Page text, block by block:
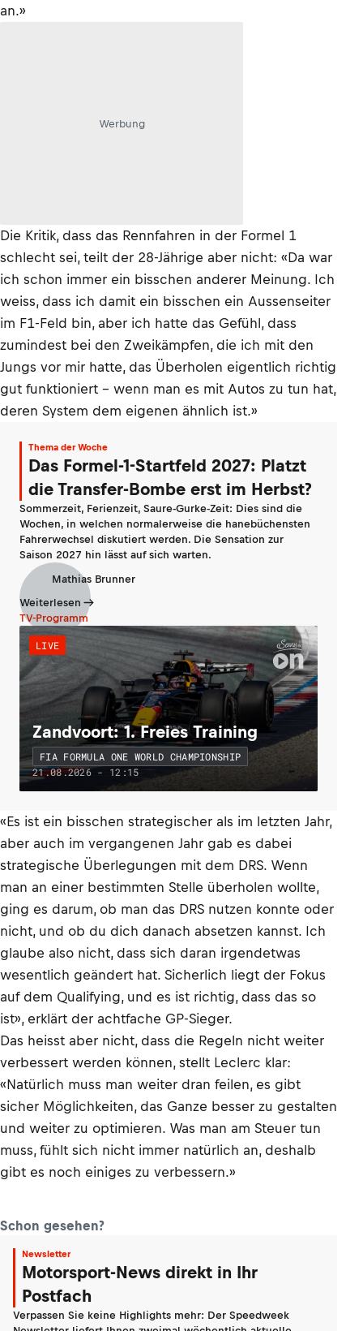
an.»
Werbung
Die Kritik, dass das Rennfahren in der Formel 1
schlecht sei, teilt der 28-Jährige aber nicht: «Da war
ich schon immer ein bisschen anderer Meinung. Ich
weiss, dass ich damit ein bisschen ein Aussenseiter
im F1-Feld bin, aber ich hatte das Gefühl, dass
zumindest bei den Zweikämpfen, die ich mit den
Jungs vor mir hatte, das Überholen eigentlich richtig
gut funktioniert – wenn man es mit Autos zu tun hat,
deren System dem eigenen ähnlich ist.»
Thema der Woche
Das Formel-1-Startfeld 2027: Platzt
die Transfer-Bombe erst im Herbst?
Sommerzeit, Ferienzeit, Saure-Gurke-Zeit: Dies sind die
Wochen, in welchen normalerweise die hanebüchensten
Fahrerwechsel diskutiert werden. Die Sensation zur
Saison 2027 hin lässt auf sich warten.
Mathias Brunner
Weiterlesen
TV-Programm
LIVE
Zandvoort: 1. Freies Training
FIA FORMULA ONE WORLD CHAMPIONSHIP
21.08.2026 - 12:15
«Es ist ein bisschen strategischer als im letzten Jahr,
aber auch im vergangenen Jahr gab es dabei
strategische Überlegungen mit dem DRS. Wenn
man an einer bestimmten Stelle überholen wollte,
ging es darum, ob man das DRS nutzen konnte oder
nicht, und ob du dich danach absetzen kannst. Ich
glaube also nicht, dass sich daran irgendetwas
wesentlich geändert hat. Sicherlich liegt der Fokus
auf dem Qualifying, und es ist richtig, dass das so
ist», erklärt der achtfache GP-Sieger.
Das heisst aber nicht, dass die Regeln nicht weiter
verbessert werden können, stellt Leclerc klar:
«Natürlich muss man weiter dran feilen, es gibt
sicher Möglichkeiten, das Ganze besser zu gestalten
und weiter zu optimieren. Was man am Steuer tun
muss, fühlt sich nicht immer natürlich an, deshalb
gibt es noch einiges zu verbessern.»
Schon gesehen?
Newsletter
Motorsport-News direkt in Ihr
Postfach
Verpassen Sie keine Highlights mehr: Der Speedweek